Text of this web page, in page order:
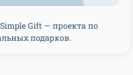
Gift — проекта по
подарков.